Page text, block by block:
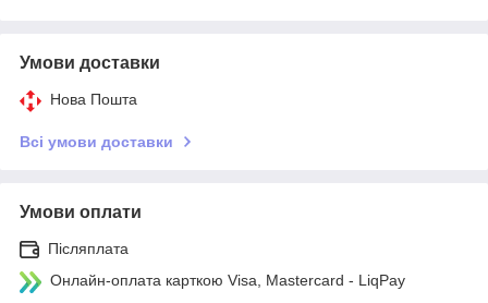
Умови доставки
Нова Пошта
Всі умови доставки
Умови оплати
Післяплата
Онлайн-оплата карткою Visa, Mastercard - LiqPay